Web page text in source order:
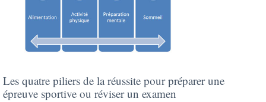
Les quatre piliers de la réussite pour préparer une
épreuve sportive ou réviser un examen